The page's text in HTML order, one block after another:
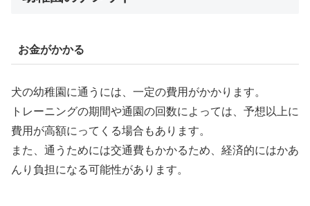
お金がかかる
犬の幼稚園に通うには、一定の費用がかかります。
トレーニングの期間や通園の回数によっては、予想以上に
費用が高額にってくる場合もあります。
また、通うためには交通費もかかるため、経済的にはかあ
んり負担になる可能性があります。